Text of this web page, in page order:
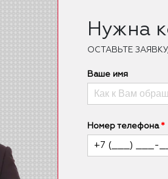
Нужна
ОCТАВЬТЕ
Ваше имя
Номер телефона